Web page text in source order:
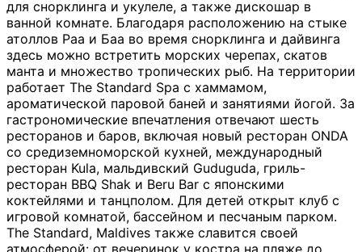
для снорклинга и укулеле, а также дискошар в
ванной комнате. Благодаря расположению на стыке
атоллов Раа и Баа во время снорклинга и дайвинга
здесь можно встретить морских черепах, скатов
манта и множество тропических рыб. На территории
работает The Standard Spa с хаммамом,
ароматической паровой баней и занятиями йогой. За
гастрономические впечатления отвечают шесть
ресторанов и баров, включая новый ресторан ONDA
со средиземноморской кухней, международный
ресторан Kula, мальдивский Guduguda, гриль-
ресторан BBQ Shak и Beru Bar с японскими
коктейлями и танцполом. Для детей открыт клуб с
игровой комнатой, бассейном и песчаным парком.
The Standard, Maldives также славится своей